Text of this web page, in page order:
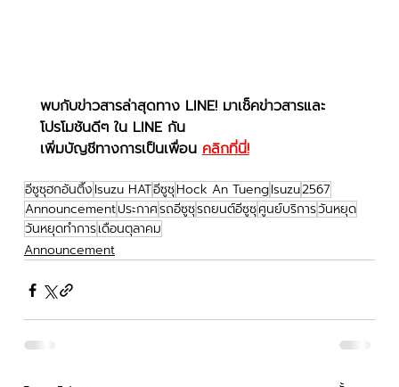
พบกับข่าวสารล่าสุดทาง LINE! มาเช็คข่าวสารและ
โปรโมชันดีๆ ใน LINE กัน
เพิ่มบัญชีทางการเป็นเพื่อน คลิกที่นี่!
อีซูซุฮกอันตึ๊งIsuzu HATอีซูซุHock An TuengIsuzu2567
Announcementประกาศรถอีซูซุรถยนต์อีซูซุศูนย์บริการวันหยุด
วันหยุดทำการเดือนตุลาคม
Announcement